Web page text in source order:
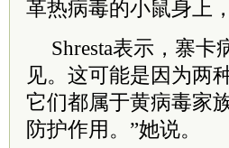
革热病毒的小鼠身上
Shresta表示，寨
见。这可能是因为两
它们都属于黄病毒家
防护作用。”她说。